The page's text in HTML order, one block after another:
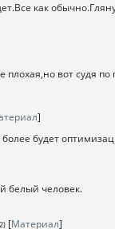
как
плохая,но вот судя
]
будет
белый человек.
[Материал]